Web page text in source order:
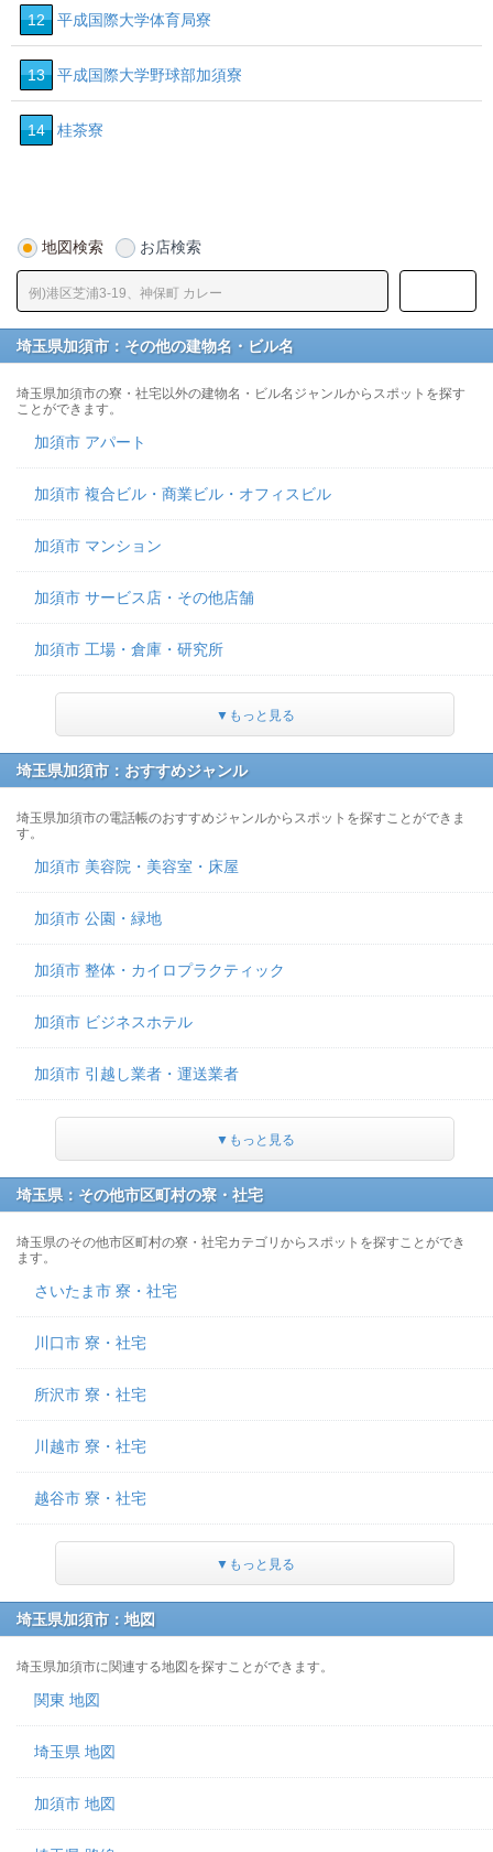
12 平成国際大学体育局寮
13 平成国際大学野球部加須寮
14 桂茶寮
地図検索 お店検索
埼玉県加須市：その他の建物名・ビル名
埼玉県加須市の寮・社宅以外の建物名・ビル名ジャンルからスポットを探す
ことができます。
加須市 アパート
加須市 複合ビル・商業ビル・オフィスビル
加須市 マンション
加須市 サービス店・その他店舗
加須市 工場・倉庫・研究所
▼もっと見る
埼玉県加須市：おすすめジャンル
埼玉県加須市の電話帳のおすすめジャンルからスポットを探すことができま
す。
加須市 美容院・美容室・床屋
加須市 公園・緑地
加須市 整体・カイロプラクティック
加須市 ビジネスホテル
加須市 引越し業者・運送業者
▼もっと見る
埼玉県：その他市区町村の寮・社宅
埼玉県のその他市区町村の寮・社宅カテゴリからスポットを探すことができ
ます。
さいたま市 寮・社宅
川口市 寮・社宅
所沢市 寮・社宅
川越市 寮・社宅
越谷市 寮・社宅
▼もっと見る
埼玉県加須市：地図
埼玉県加須市に関連する地図を探すことができます。
関東 地図
埼玉県 地図
加須市 地図